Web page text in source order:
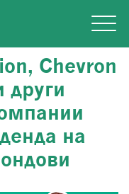
Chevron
други
на